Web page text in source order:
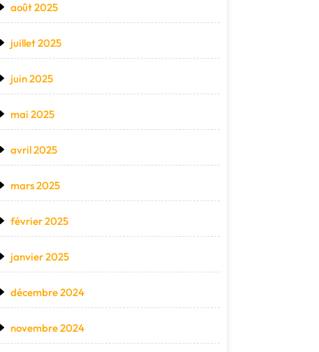
août 2025
juillet 2025
juin 2025
mai 2025
avril 2025
mars 2025
février 2025
janvier 2025
décembre 2024
novembre 2024